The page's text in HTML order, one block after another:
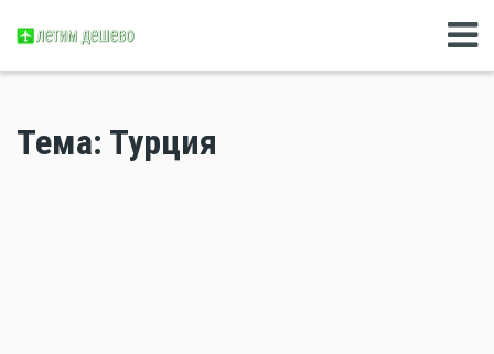
Тема: Турция